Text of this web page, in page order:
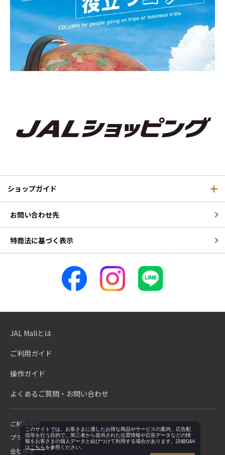
ショップガイド
お問い合わせ先
特商法に基づく表示
JAL Mallとは
ご利用ガイド
操作ガイド
よくあるご質問・お問い合わせ
ご利用規約
プライバシーポリシー
会社概要
このサイトでは、お客さまに適したお得な商品やサービスの案内、広告配
信等を行う目的で、第三者から提供された位置情報や広告データなどの情
報をお客さまの個人データと結びつけて利用する場合があります。詳細Q&A
は こちらを参照ください。